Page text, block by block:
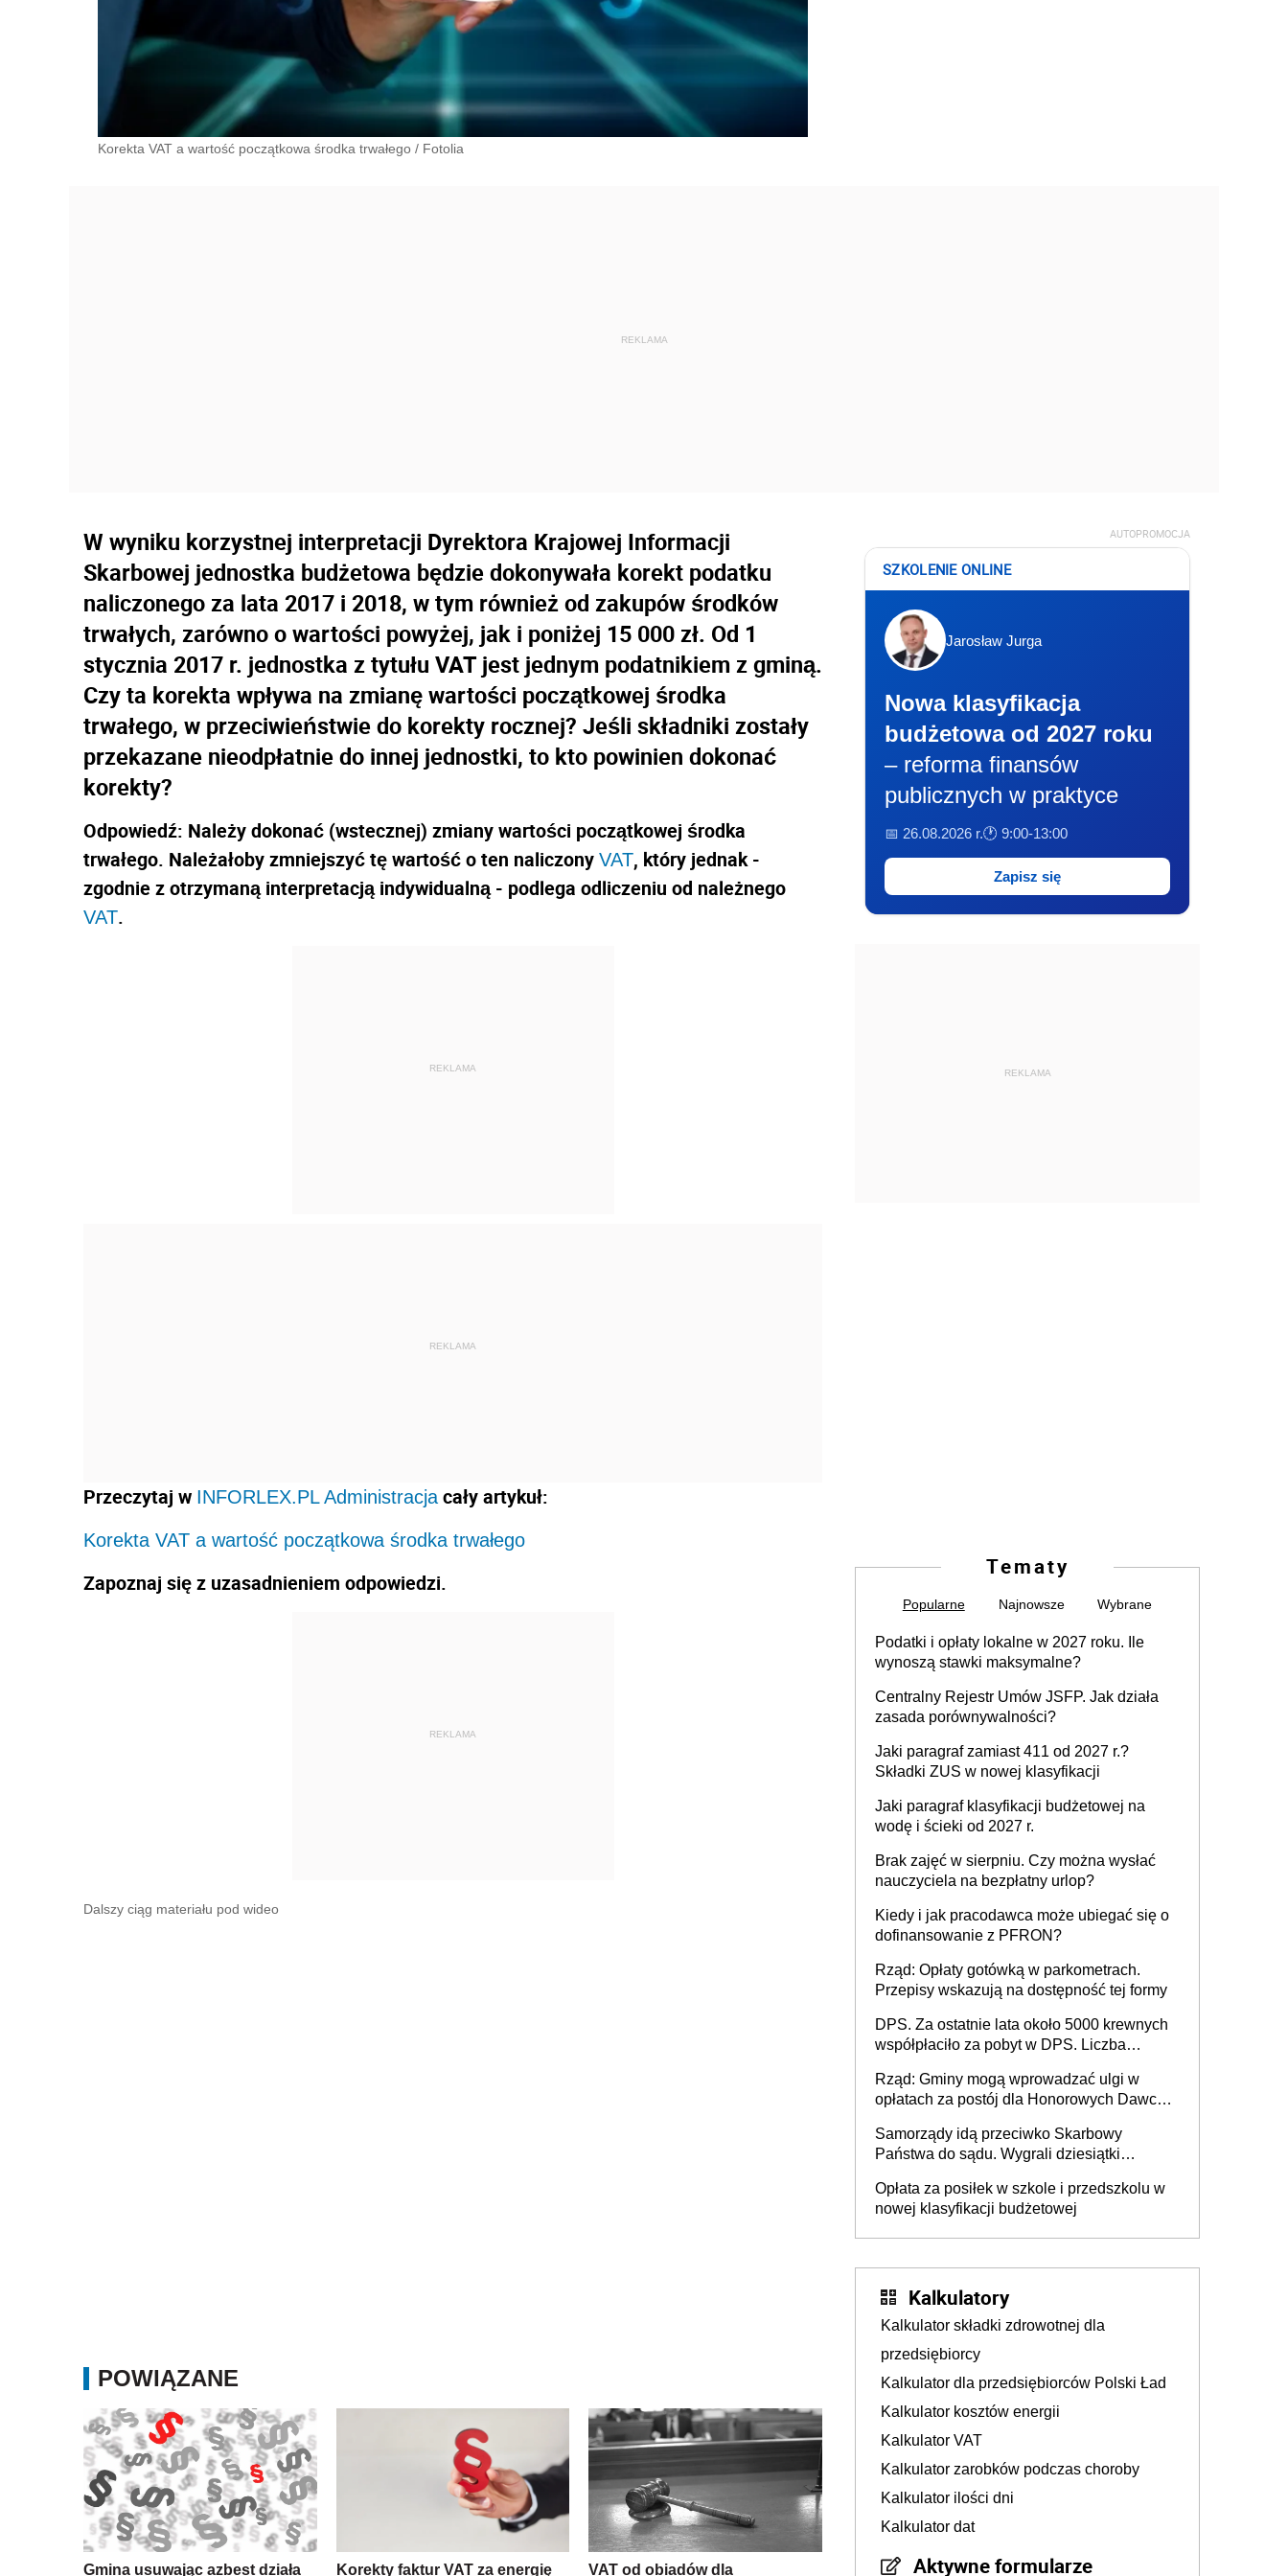
Korekta VAT a wartość początkowa środka trwałego / Fotolia
W wyniku korzystnej interpretacji Dyrektora Krajowej Informacji
Skarbowej jednostka budżetowa będzie dokonywała korekt podatku
naliczonego za lata 2017 i 2018, w tym również od zakupów środków
trwałych, zarówno o wartości powyżej, jak i poniżej 15 000 zł. Od 1
stycznia 2017 r. jednostka z tytułu VAT jest jednym podatnikiem z gminą.
Czy ta korekta wpływa na zmianę wartości początkowej środka
trwałego, w przeciwieństwie do korekty rocznej? Jeśli składniki zostały
przekazane nieodpłatnie do innej jednostki, to kto powinien dokonać
korekty?
Odpowiedź: Należy dokonać (wstecznej) zmiany wartości początkowej środka
trwałego. Należałoby zmniejszyć tę wartość o ten naliczony VAT, który jednak -
zgodnie z otrzymaną interpretacją indywidualną - podlega odliczeniu od należnego
VAT.
REKLAMA
REKLAMA
Przeczytaj w INFORLEX.PL Administracja cały artykuł:
Korekta VAT a wartość początkowa środka trwałego
Zapoznaj się z uzasadnieniem odpowiedzi.
REKLAMA
Dalszy ciąg materiału pod wideo
POWIĄZANE
Gmina usuwając azbest działa Korekty faktur VAT za energię VAT od obiadów dla
AUTOPROMOCJA
SZKOLENIE ONLINE
Jarosław Jurga
Nowa klasyfikacja
budżetowa od 2027 roku
– reforma finansów
publicznych w praktyce
📅 26.08.2026 r.🕐 9:00-13:00
Zapisz się
REKLAMA
Tematy
Popularne Najnowsze Wybrane
Podatki i opłaty lokalne w 2027 roku. Ile
wynoszą stawki maksymalne?
Centralny Rejestr Umów JSFP. Jak działa
zasada porównywalności?
Jaki paragraf zamiast 411 od 2027 r.?
Składki ZUS w nowej klasyfikacji
Jaki paragraf klasyfikacji budżetowej na
wodę i ścieki od 2027 r.
Brak zajęć w sierpniu. Czy można wysłać
nauczyciela na bezpłatny urlop?
Kiedy i jak pracodawca może ubiegać się o
dofinansowanie z PFRON?
Rząd: Opłaty gotówką w parkometrach.
Przepisy wskazują na dostępność tej formy
DPS. Za ostatnie lata około 5000 krewnych
współpłaciło za pobyt w DPS. Liczba
Rząd: Gminy mogą wprowadzać ulgi w
opłatach za postój dla Honorowych Dawców
Samorządy idą przeciwko Skarbowy
Państwa do sądu. Wygrali dziesiątki
Opłata za posiłek w szkole i przedszkolu w
nowej klasyfikacji budżetowej
Kalkulatory
Kalkulator składki zdrowotnej dla
przedsiębiorcy
Kalkulator dla przedsiębiorców Polski Ład
Kalkulator kosztów energii
Kalkulator VAT
Kalkulator zarobków podczas choroby
Kalkulator ilości dni
Kalkulator dat
Aktywne formularze